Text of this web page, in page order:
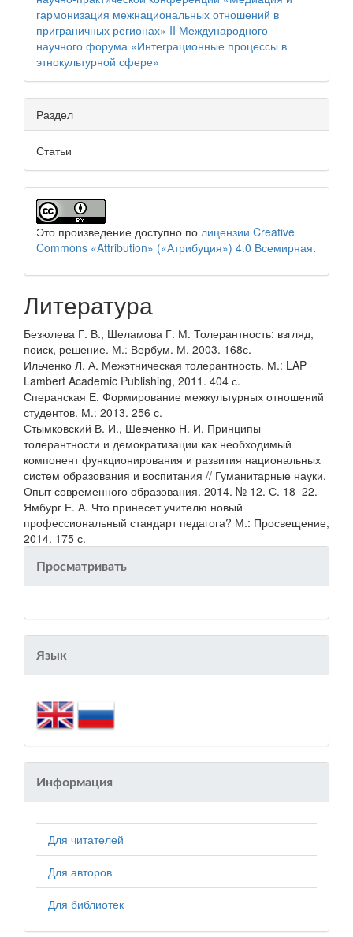
гармонизация межнациональных отношений в
приграничных регионах» II Международного
научного форума «Интеграционные процессы в
этнокультурной сфере»
Раздел
Статьи
Это произведение доступно по лицензии Creative
Commons «Attribution» («Атрибуция») 4.0 Всемирная.
Литература
Безюлева Г. В., Шеламова Г. М. Толерантность: взгляд,
поиск, решение. М.: Вербум. М, 2003. 168с.
Ильченко Л. А. Межэтническая толерантность. М.: LAP
Lambert Academic Publishing, 2011. 404 с.
Сперанская Е. Формирование межкультурных отношений
студентов. М.: 2013. 256 с.
Стымковский В. И., Шевченко Н. И. Принципы
толерантности и демократизации как необходимый
компонент функционирования и развития национальных
систем образования и воспитания // Гуманитарные науки.
Опыт современного образования. 2014. № 12. С. 18–22.
Ямбург Е. А. Что принесет учителю новый
профессиональный стандарт педагога? М.: Просвещение,
2014. 175 с.
Просматривать
Язык
Информация
Для читателей
Для авторов
Для библиотек